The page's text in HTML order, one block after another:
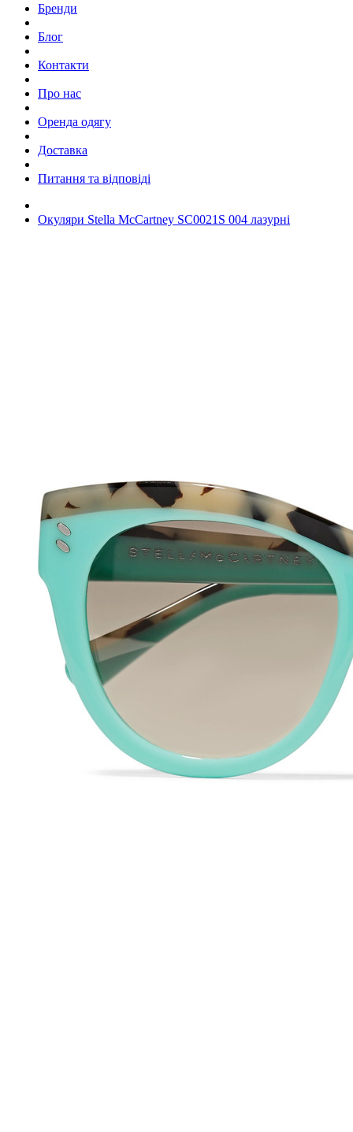
Бренди
Блог
Контакти
Про нас
Оренда одягу
Доставка
Питання та відповіді
Окуляри Stella McCartney SC0021S 004 лазурні